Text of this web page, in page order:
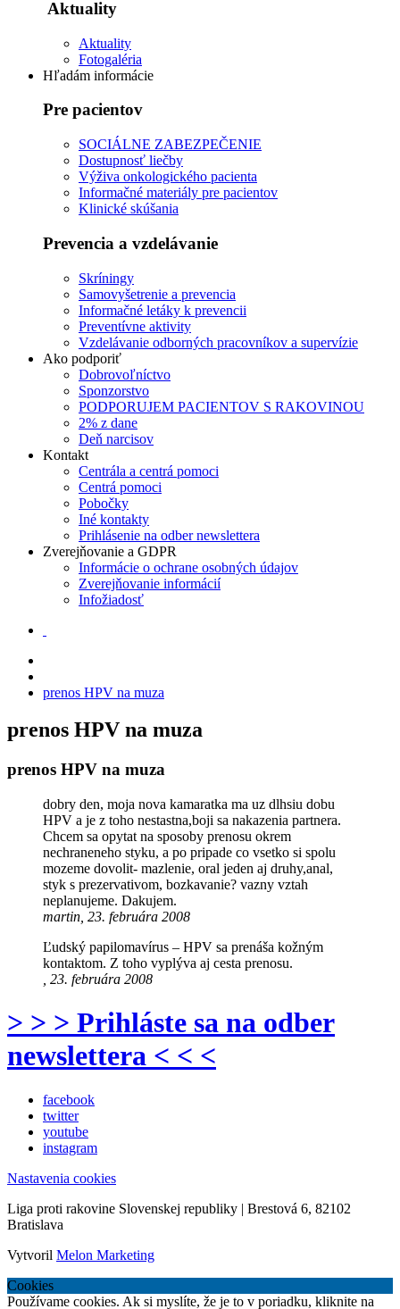
Aktuality
Aktuality
Fotogaléria
Hľadám informácie
Pre pacientov
SOCIÁLNE ZABEZPEČENIE
Dostupnosť liečby
Výživa onkologického pacienta
Informačné materiály pre pacientov
Klinické skúšania
Prevencia a vzdelávanie
Skríningy
Samovyšetrenie a prevencia
Informačné letáky k prevencii
Preventívne aktivity
Vzdelávanie odborných pracovníkov a supervízie
Ako podporiť
Dobrovoľníctvo
Sponzorstvo
PODPORUJEM PACIENTOV S RAKOVINOU
2% z dane
Deň narcisov
Kontakt
Centrála a centrá pomoci
Centrá pomoci
Pobočky
Iné kontakty
Prihlásenie na odber newslettera
Zverejňovanie a GDPR
Informácie o ochrane osobných údajov
Zverejňovanie informácií
Infožiadosť
prenos HPV na muza
prenos HPV na muza
prenos HPV na muza
dobry den, moja nova kamaratka ma uz dlhsiu dobu
HPV a je z toho nestastna,boji sa nakazenia partnera.
Chcem sa opytat na sposoby prenosu okrem
nechraneneho styku, a po pripade co vsetko si spolu
mozeme dovolit- mazlenie, oral jeden aj druhy,anal,
styk s prezervativom, bozkavanie? vazny vztah
neplanujeme. Dakujem.
martin, 23. februára 2008
Ľudský papilomavírus – HPV sa prenáša kožným
kontaktom. Z toho vyplýva aj cesta prenosu.
, 23. februára 2008
> > > Prihláste sa na odber
newslettera < < <
facebook
twitter
youtube
instagram
Nastavenia cookies
Liga proti rakovine Slovenskej republiky | Brestová 6, 82102
Bratislava
Vytvoril Melon Marketing
Cookies
Používame cookies. Ak si myslíte, že je to v poriadku, kliknite na